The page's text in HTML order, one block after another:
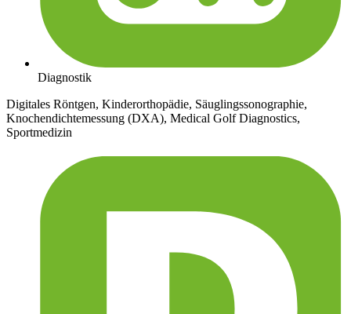
Diagnostik
Digitales Röntgen, Kinderorthopädie, Säuglingssonographie,
Knochendichtemessung (DXA), Medical Golf Diagnostics,
Sportmedizin